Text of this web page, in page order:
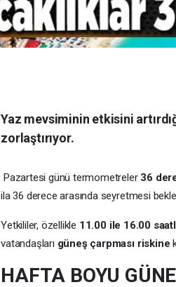
Yaz mevsiminin etkisini
zorlaştırıyor.
Pazartesi günü termometreler 36
ila 36 derece arasında seyretmesi
Yetkililer, özellikle 11.00 ile 16.00
vatandaşları güneş çarpması riskine
HAFTA BOYU